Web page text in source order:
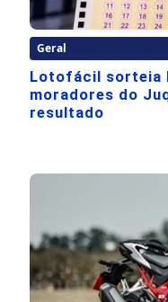
Geral
Lotofácil sorteia
moradores do
resultado